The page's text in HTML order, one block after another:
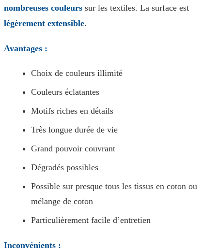
nombreuses couleurs sur les textiles. La surface est
légèrement extensible.
Avantages :
Choix de couleurs illimité
Couleurs éclatantes
Motifs riches en détails
Très longue durée de vie
Grand pouvoir couvrant
Dégradés possibles
Possible sur presque tous les tissus en coton ou
mélange de coton
Particulièrement facile d’entretien
Inconvénients :